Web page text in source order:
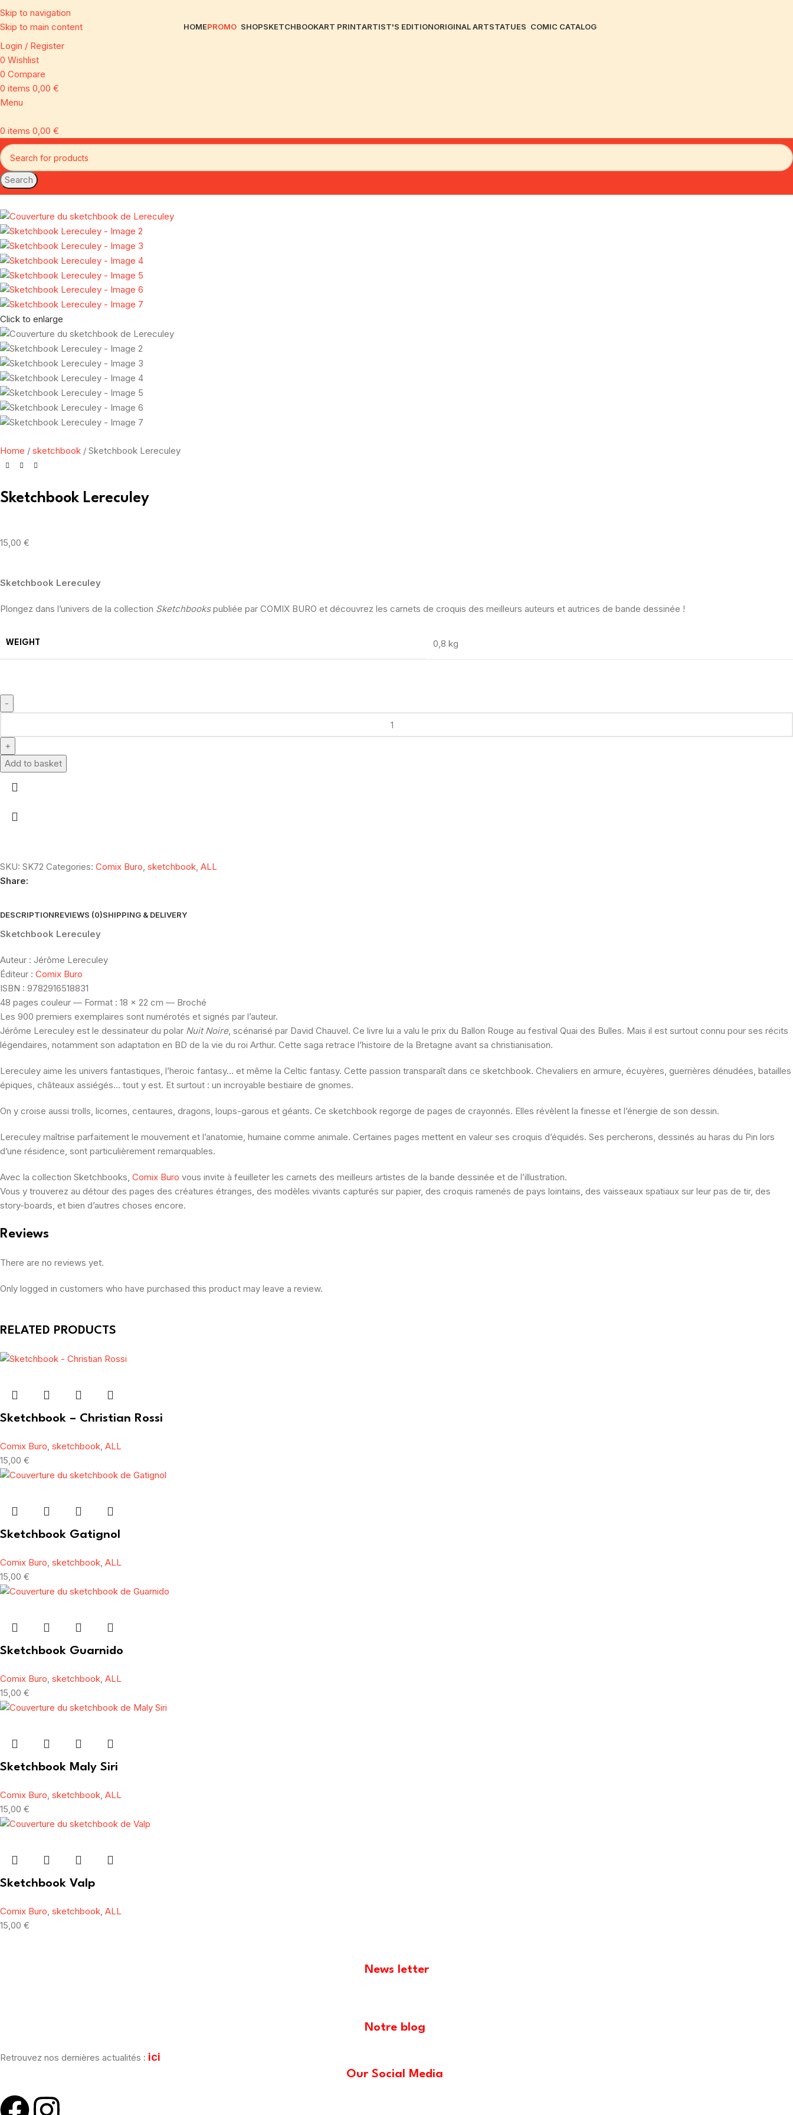
Skip to navigation
Skip to main content
HOMEPROMO SHOPSKETCHBOOKART PRINTARTIST'S EDITIONORIGINAL ARTSTATUES COMIC CATALOG
Login / Register
0 Wishlist
0 Compare
0 items 0,00 €
Menu
0 items 0,00 €
Search
Click to enlarge
Home sketchbook Sketchbook Lereculey
Sketchbook Lereculey
15,00 €
Sketchbook Lereculey
Plongez dans l’univers de la collection Sketchbookspubliée par COMIX BURO et découvrez les carnets de croquis des meilleurs auteurs et autrices de bande dessinée !
WEIGHT 0,8 kg
Add to basket
SKU: SK72 Categories: Comix Buro, sketchbook, ALL
Share:
DESCRIPTIONREVIEWS (0)SHIPPING & DELIVERY
Sketchbook Lereculey
Auteur : Jérôme Lereculey
Éditeur : Comix Buro
ISBN : 9782916518831
48 pages couleur — Format : 18 x 22 cm — Broché
Les 900 premiers exemplaires sont numérotés et signés par l’auteur.
Jérôme Lereculey est le dessinateur du polar Nuit Noire, scénarisé par David Chauvel. Ce livre lui a valu le prix du Ballon Rouge au festival Quai des Bulles. Mais il est surtout connu pour ses récits
légendaires, notamment son adaptation en BD de la vie du roi Arthur. Cette saga retrace l’histoire de la Bretagne avant sa christianisation.
Lereculey aime les univers fantastiques, l’heroic fantasy… et même la Celtic fantasy. Cette passion transparaît dans ce sketchbook. Chevaliers en armure, écuyères, guerrières dénudées, batailles
épiques, châteaux assiégés… tout y est. Et surtout : un incroyable bestiaire de gnomes.
On y croise aussi trolls, licornes, centaures, dragons, loups-garous et géants. Ce sketchbook regorge de pages de crayonnés. Elles révèlent la finesse et l’énergie de son dessin.
Lereculey maîtrise parfaitement le mouvement et l’anatomie, humaine comme animale. Certaines pages mettent en valeur ses croquis d’équidés. Ses percherons, dessinés au haras du Pin lors
d’une résidence, sont particulièrement remarquables.
Avec la collection Sketchbooks, Comix Buro vous invite à feuilleter les carnets des meilleurs artistes de la bande dessinée et de l’illustration.
Vous y trouverez au détour des pages des créatures étranges, des modèles vivants capturés sur papier, des croquis ramenés de pays lointains, des vaisseaux spatiaux sur leur pas de tir, des
story-boards, et bien d’autres choses encore.
Reviews
There are no reviews yet.
Only logged in customers who have purchased this product may leave a review.
RELATED PRODUCTS
Sketchbook – Christian Rossi
Comix Buro, sketchbook, ALL
15,00 €
Sketchbook Gatignol
Comix Buro, sketchbook, ALL
15,00 €
Sketchbook Guarnido
Comix Buro, sketchbook, ALL
15,00 €
Sketchbook Maly Siri
Comix Buro sketchbook ALL
15,00 €
Sketchbook Valp
Comix Buro sketchbook ALL
15,00 €
News letter
Notre blog
Retrouvez nos dernières actualités : ici
Our Social Media